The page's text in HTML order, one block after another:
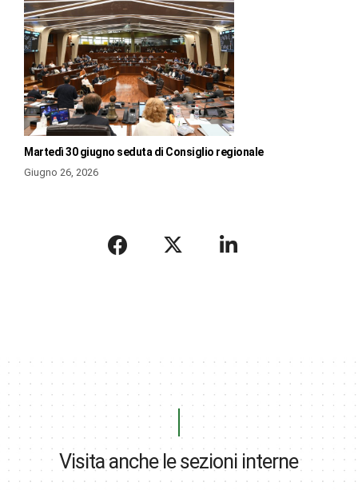
Martedì 30 giugno seduta di Consiglio regionale
Giugno 26, 2026
Visita anche le sezioni interne